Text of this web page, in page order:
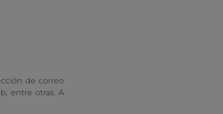
de correo
entre otras. A